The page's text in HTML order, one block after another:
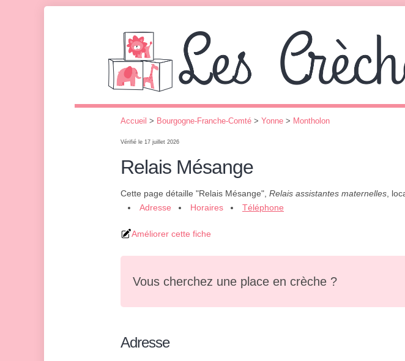
Accueil > Bourgogne-Franche-Comté > Yonne > Montholon
Vérifié le 17 juillet 2026
Relais Mésange
Cette page détaille "Relais Mésange", Relais assistantes maternelles ,
Adresse
Horaires Téléphone
Améliorer cette fiche
Vous cherchez une place en crèche ?
Adresse